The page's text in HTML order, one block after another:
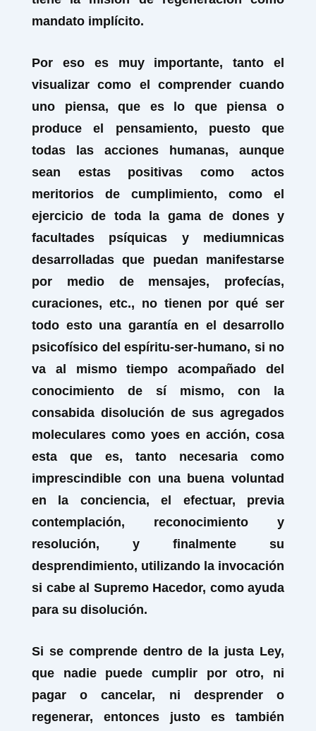
mandato implícito.
Por eso es muy importante, tanto el
visualizar como el comprender cuando
uno piensa, que es lo que piensa o
produce el pensamiento, puesto que
todas las acciones humanas, aunque
sean estas positivas como actos
meritorios de cumplimiento, como el
ejercicio de toda la gama de dones y
facultades psíquicas y mediumnicas
desarrolladas que puedan manifestarse
por medio de mensajes, profecías,
curaciones, etc., no tienen por qué ser
todo esto una garantía en el desarrollo
psicofísico del espíritu-ser-humano, si no
va al mismo tiempo acompañado del
conocimiento de sí mismo, con la
consabida disolución de sus agregados
moleculares como yoes en acción, cosa
esta que es, tanto necesaria como
imprescindible con una buena voluntad
en la conciencia, el efectuar, previa
contemplación, reconocimiento y
resolución, y finalmente su
desprendimiento, utilizando la invocación
si cabe al Supremo Hacedor, como ayuda
para su disolución.
Si se comprende dentro de la justa Ley,
que nadie puede cumplir por otro, ni
pagar o cancelar, ni desprender o
regenerar, entonces justo es también